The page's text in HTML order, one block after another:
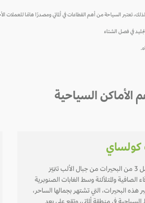
تعتبر السياحة من أهم القطاعات في ألماتي ومصدرًا هامًا للعملات
في فصل الشتاء
الأماكن السياحية
كولساي
كولساي تشمل 3 من البحيرات من جبال الألب تتميّز
الصافية والمتلألئة وسط الغابات الصنوبرية
هذه البحيرات، التي تشتهر بجمالها الساحر،